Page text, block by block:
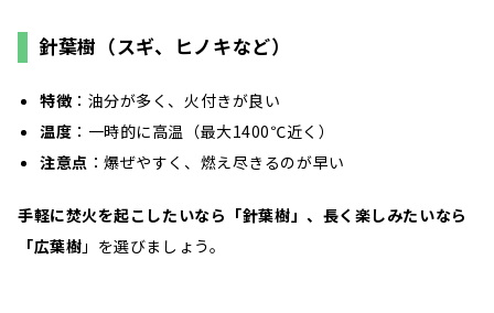
針葉樹（スギ、ヒノキなど）
特徴 ：油分が多く、火付きが良い
温度 ：一時的に高温（最大1400℃近く）
注意点 ：爆ぜやすく、燃え尽きるのが早い
手軽に焚火を起こしたいなら「針葉樹」、長く楽しみたいなら
「広葉樹 」を選びましょう。